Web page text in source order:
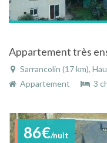
Sarrancolin (17 km),
Appartement
3
86€/nuit